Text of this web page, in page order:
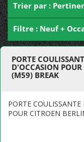
Trier par :
Filtre : Neuf +
PORTE
D'OCCASION
(M59) BREAK
PORTE
POUR CITROEN